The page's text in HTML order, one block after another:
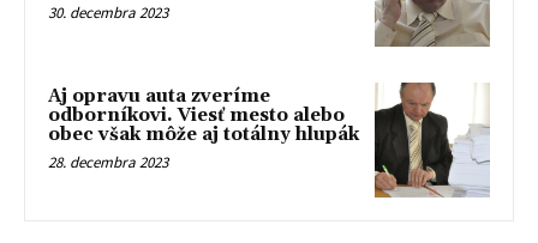
30. decembra 2023
Aj opravu auta zveríme
odborníkovi. Viesť mesto alebo
obec však môže aj totálny hlupák
28. decembra 2023